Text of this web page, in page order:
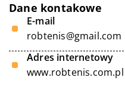
Dane kontakowe
E-mail
robtenis@gmail.com
Adres internetowy
www.robtenis.com.pl